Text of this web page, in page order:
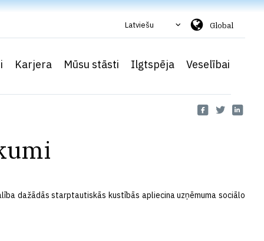
Latviešu Global
Karjera Mūsu stāsti Ilgtspēja Veselībai
dažādās starptautiskās kustībās apliecina uzņēmuma sociālo